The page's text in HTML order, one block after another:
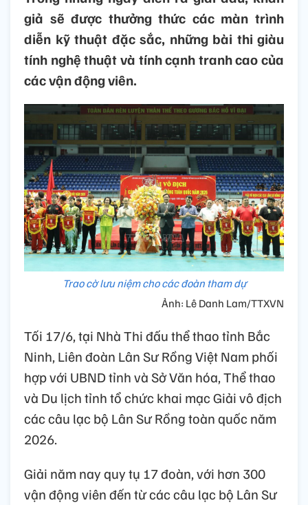
giả sẽ được thưởng thức các màn trình
diễn kỹ thuật đặc sắc, những bài thi giàu
tính nghệ thuật và tính cạnh tranh cao của
các vận động viên.
Trao cờ lưu niệm cho các đoàn tham dự
Ảnh: Lê Danh Lam/TTXVN
Tối 17/6, tại Nhà Thi đấu thể thao tỉnh Bắc
Ninh, Liên đoàn Lân Sư Rồng Việt Nam phối
hợp với UBND tỉnh và Sở Văn hóa, Thể thao
và Du lịch tỉnh tổ chức khai mạc Giải vô địch
các câu lạc bộ Lân Sư Rồng toàn quốc năm
2026.
Giải năm nay quy tụ 17 đoàn, với hơn 300
vận động viên đến từ các câu lạc bộ Lân Sư